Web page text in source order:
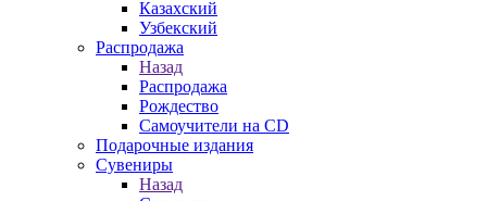
Казахский
Узбекский
Распродажа
Назад
Распродажа
Рождество
Самоучители на CD
Подарочные издания
Сувениры
Назад